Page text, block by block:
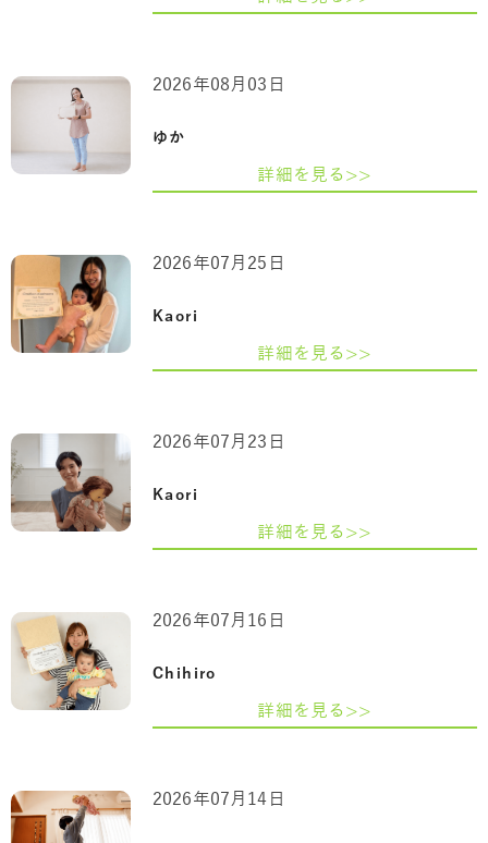
ゆか
2026年08月03日
詳細を見る>>
Kaori
2026年07月25日
詳細を見る>>
Kaori
2026年07月23日
詳細を見る>>
Chihiro
2026年07月16日
詳細を見る>>
2026年07月14日